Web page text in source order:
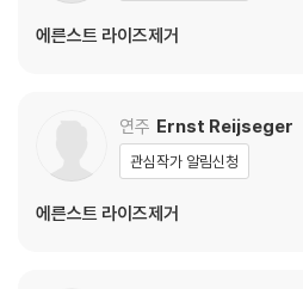
에른스트 라이즈제거
연주 Ernst Reijseger
관심작가 알림신청
에른스트 라이즈제거